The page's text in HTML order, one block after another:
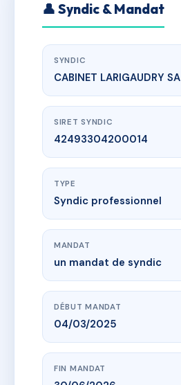
👤 Syndic & Mandat
SYNDIC
CABINET LARIGAUDRY SA
SIRET SYNDIC
42493304200014
TYPE
Syndic professionnel
MANDAT
un mandat de syndic
DÉBUT MANDAT
04/03/2025
FIN MANDAT